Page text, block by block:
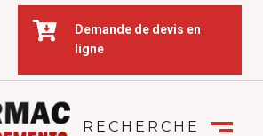

Demande de devis en
ligne
RECHERCHE